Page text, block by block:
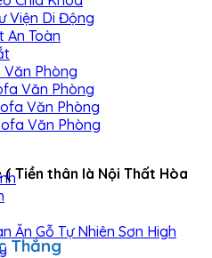
Viện Di Động
An Toàn
Phòng
Văn Phòng
Văn Phòng
Văn Phòng
Ăn Gỗ Tự Nhiên Sơn High
( Tiền thân là Nội Thất Hòa
Thắng